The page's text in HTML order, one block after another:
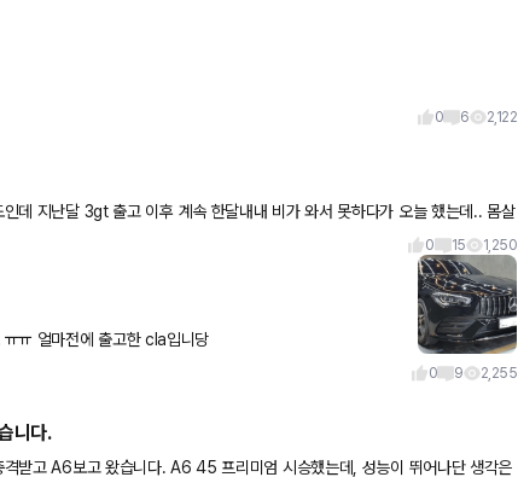
0 6 2,122
지난달 3gt 출고 이후 계속 한달내내 비가 와서 못하다가 오늘 했는데.. 몸살
0 15 1,250
지하주차장에서 석회물 떨어져서 광택 조금 돌렸네요 ㅠㅠ 얼마전에 출고한 cla입니당
0 9 2,255
니다.
받고 A6보고 왔습니다. A6 45 프리미엄 시승했는데, 성능이 뛰어나단 생각은